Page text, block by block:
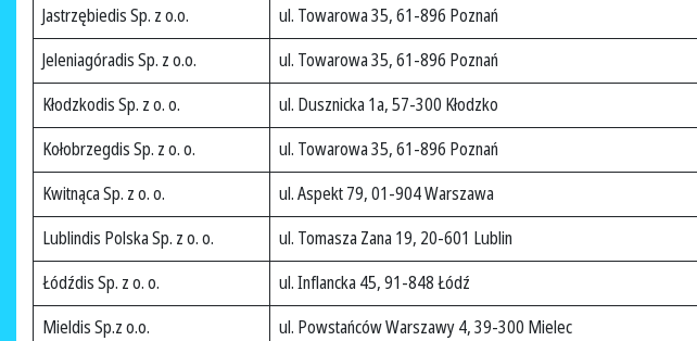
Jastrzębiedis Sp. z o.o.
ul. Towarowa 35, 61-896 Poznań
Jeleniagóradis Sp. z o.o.
ul. Towarowa 35, 61-896 Poznań
Kłodzkodis Sp. z o. o.
ul. Dusznicka 1a, 57-300 Kłodzko
Kołobrzegdis Sp. z o. o.
ul. Towarowa 35, 61-896 Poznań
Kwitnąca Sp. z o. o.
ul. Aspekt 79, 01-904 Warszawa
Lublindis Polska Sp. z o. o.
ul. Tomasza Zana 19, 20-601 Lublin
Łódźdis Sp. z o. o.
ul. Inflancka 45, 91-848 Łódź
Mieldis Sp.z o.o.
ul. Powstańców Warszawy 4, 39-300 Mielec